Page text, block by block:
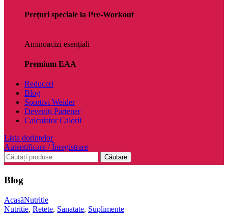
Prețuri speciale la Pre-Workout
Aminoacizi esențiali
Premium EAA
Reduceri
Blog
Sportivi Weider
Deveniți Partener
Calculator Calorii
Lista dorințelor
Autentificare / Înregistrare
Căutare
Blog
AcasăNutritie
Nutritie, Retete, Sanatate, Suplimente